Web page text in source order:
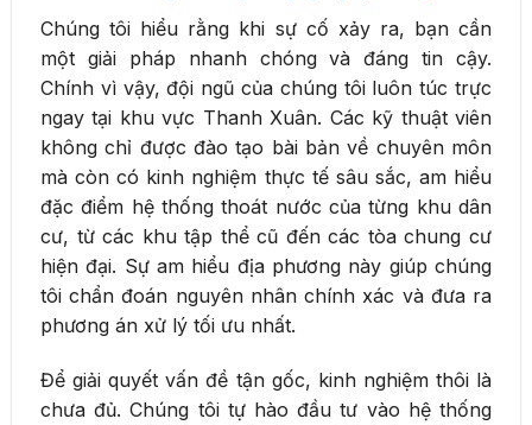
Chúng tôi hiểu rằng khi sự cố xảy ra, bạn cần
một giải pháp nhanh chóng và đáng tin cậy.
Chính vì vậy, đội ngũ của chúng tôi luôn túc trực
ngay tại khu vực Thanh Xuân. Các kỹ thuật viên
không chỉ được đào tạo bài bản về chuyên môn
mà còn có kinh nghiệm thực tế sâu sắc, am hiểu
đặc điểm hệ thống thoát nước của từng khu dân
cư, từ các khu tập thể cũ đến các tòa chung cư
hiện đại. Sự am hiểu địa phương này giúp chúng
tôi chẩn đoán nguyên nhân chính xác và đưa ra
phương án xử lý tối ưu nhất.
Để giải quyết vấn đề tận gốc, kinh nghiệm thôi là
chưa đủ. Chúng tôi tự hào đầu tư vào hệ thống